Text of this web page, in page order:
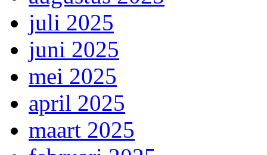
juli 2025
juni 2025
mei 2025
april 2025
maart 2025